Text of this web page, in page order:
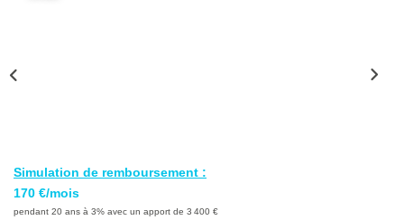
Ventes-Locations
Gestion Locative
Simulation de remboursement :
170 €/mois
pendant 20 ans à 3% avec un apport de 3 400 €